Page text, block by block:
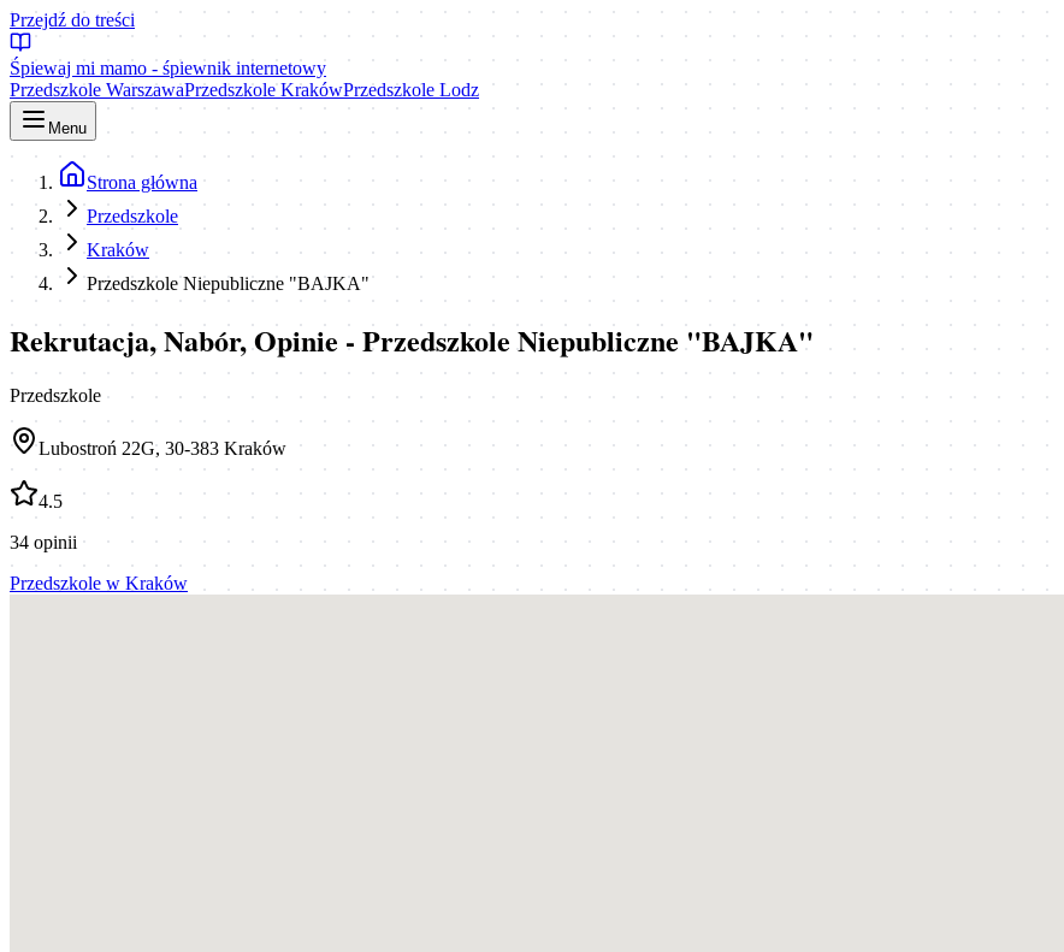
Przejdź do treści
Śpiewaj mi mamo - śpiewnik internetowy
Przedszkole WarszawaPrzedszkole KrakówPrzedszkole Lodz
Menu
Strona główna
Przedszkole
Kraków
Przedszkole Niepubliczne "BAJKA"
Rekrutacja, Nabór, Opinie - Przedszkole Niepubliczne "BAJKA"
Przedszkole
Lubostroń 22G, 30-383 Kraków
4.5
34 opinii
Przedszkole w Kraków